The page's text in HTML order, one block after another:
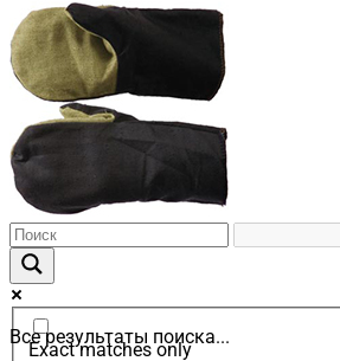
Все результаты поиска...
Exact matches only